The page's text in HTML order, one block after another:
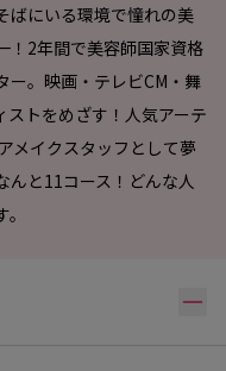
ばにいる環境で憧れの美
！2年間で美容師国家資格
ー。映画・テレビCM・舞
ストをめざす！人気アーテ
メイクスタッフとして夢
んと11コース！どんな人
リ